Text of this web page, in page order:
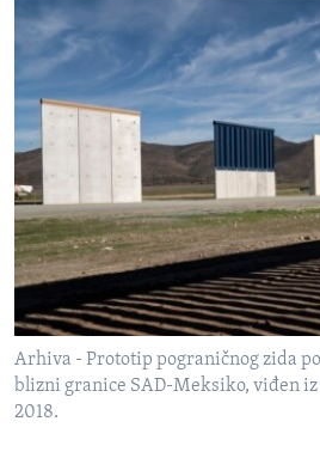
Arhiva - Prototip pograničnog zida
blizni granice SAD-Meksiko, viđen iz
2018.